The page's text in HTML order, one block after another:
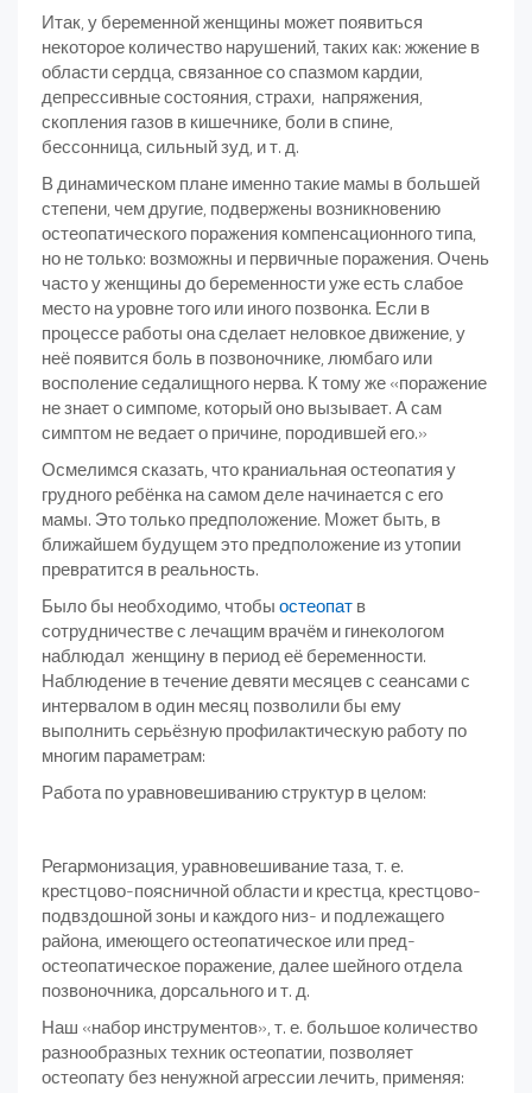
Итак, у беременной женщины может появиться
некоторое количество нарушений, таких как: жжение в
области сердца, связанное со спазмом кардии,
депрессивные состояния, страхи, напряжения,
скопления газов в кишечнике, боли в спине,
бессонница, сильный зуд, и т. д.
В динамическом плане именно такие мамы в большей
степени, чем другие, подвержены возникновению
остеопатического поражения компенсационного типа,
но не только: возможны и первичные поражения. Очень
часто у женщины до беременности уже есть слабое
место на уровне того или иного позвонка. Если в
процессе работы она сделает неловкое движение, у
неё появится боль в позвоночнике, люмбаго или
восполение седалищного нерва. К тому же «поражение
не знает о симпоме, который оно вызывает. А сам
симптом не ведает о причине, породившей его.»
Осмелимся сказать, что краниальная остеопатия у
грудного ребёнка на самом деле начинается с его
мамы. Это только предположение. Может быть, в
ближайшем будущем это предположение из утопии
превратится в реальность.
Было бы необходимо, чтобыостеопатв
сотрудничестве с лечащим врачём и гинекологом
наблюдал женщину в период её беременности.
Наблюдение в течение девяти месяцев с сеансами с
интервалом в один месяц позволили бы ему
выполнить серьёзную профилактическую работу по
многим параметрам:
Работа по уравновешиванию структур в целом:
Регармонизация, уравновешивание таза, т. е.
крестцово-поясничной области и крестца, крестцово-
подвздошной зоны и каждого низ- и подлежащего
района, имеющего остеопатическое или пред-
остеопатическое поражение, далее шейного отдела
позвоночника, дорсального и т. д.
Наш «набор инструментов», т. е. большое количество
разнообразных техник остеопатии, позволяет
остеопату без ненужной агрессии лечить, применяя: